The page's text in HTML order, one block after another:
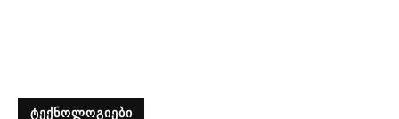
ᲢᲔᲥᲜᲝᲚᲝᲒᲘᲔᲑᲘ